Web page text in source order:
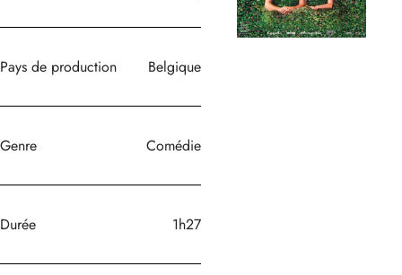
Pays de production Belgique
Genre Comédie
Durée 1h27